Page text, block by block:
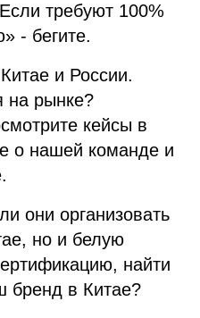
требуют 100%
- бегите.
и России.
на рынке?
кейсы в
о нашей команде и
они организовать
но и белую
найти
бренд в Китае?